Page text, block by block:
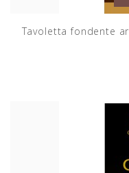
Tavoletta fondente